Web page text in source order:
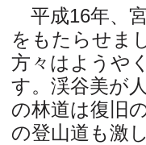
平成16年、
をもたらせま
方々はようや
す。渓谷美が
の林道は復旧
の登山道も激